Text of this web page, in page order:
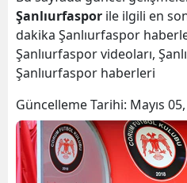
Şanlıurfaspor ile ilgili en
dakika Şanlıurfaspor
Şanlıurfaspor videoları,
Şanlıurfaspor haberleri
Güncelleme Tarihi: Mayıs